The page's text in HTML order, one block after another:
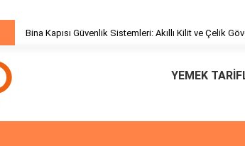
Ödeal Müşteri Hizmetleri
YEMEK